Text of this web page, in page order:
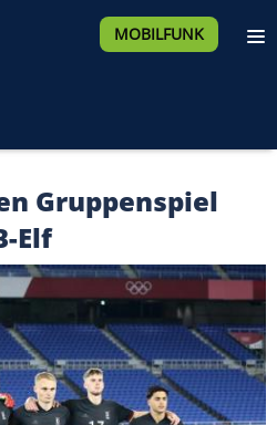
MOBILFUNK
Gruppenspiel
Elf